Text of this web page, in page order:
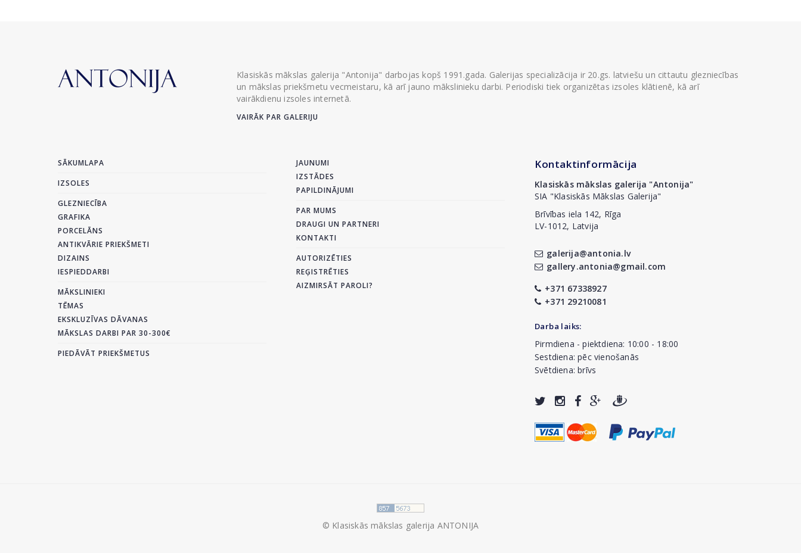
Klasiskās mākslas galerija "Antonija" darbojas kopš 1991.gada. Galerijas specializācija ir 20.gs. latviešu un cittautu glezniecības
un mākslas priekšmetu vecmeistaru, kā arī jauno mākslinieku darbi. Periodiski tiek organizētas izsoles klātienē, kā arī
vairākdienu izsoles internetā.
VAIRĀK PAR GALERIJU
SĀKUMLAPA
IZSOLES
GLEZNIECĪBA
GRAFIKA
PORCELĀNS
ANTIKVĀRIE PRIEKŠMETI
DIZAINS
IESPIEDDARBI
MĀKSLINIEKI
TĒMAS
EKSKLUZĪVAS DĀVANAS
MĀKSLAS DARBI PAR 30-300€
PIEDĀVĀT PRIEKŠMETUS
JAUNUMI
IZSTĀDES
PAPILDINĀJUMI
PAR MUMS
DRAUGI UN PARTNERI
KONTAKTI
AUTORIZĒTIES
REĢISTRĒTIES
AIZMIRSĀT PAROLI?
Kontaktinformācija
Klasiskās mākslas galerija "Antonija"
SIA "Klasiskās Mākslas Galerija"
Brīvības iela 142, Rīga
LV-1012, Latvija
galerija@antonia.lv
gallery.antonia@gmail.com
+371 67338927
+371 29210081
Darba laiks:
Pirmdiena - piektdiena: 10:00 - 18:00
Sestdiena: pēc vienošanās
Svētdiena: brīvs
© Klasiskās mākslas galerija ANTONIJA